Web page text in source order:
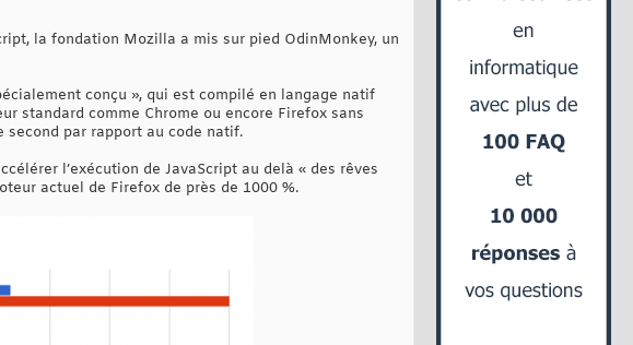
la fondation Mozilla a mis sur pied OdinMonkey, un
conçu », qui est compilé en langage natif
standard comme Chrome ou encore Firefox sans
par rapport au code natif.
l’exécution de JavaScript au delà « des rêves
actuel de Firefox de près de 1000 %.